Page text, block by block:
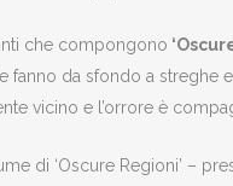
che compongono
fanno da sfondo a streghe
vicino e l’orrore è
di ‘Oscure Regioni’ –